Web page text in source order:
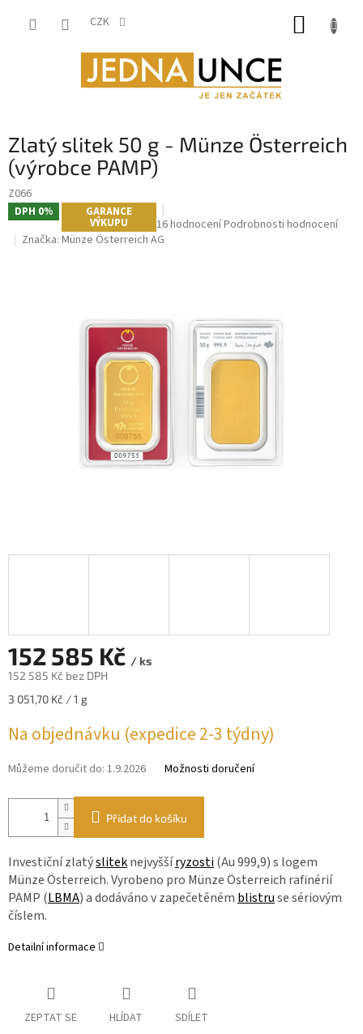
CZK
Zlatý slitek 50 g - Münze Österreich
(výrobce PAMP)
Z066
DPH 0% GARANCE
VÝKUPU
Průměrné
hodnocení
hvězdiček.
16 hodnoceníPodrobnosti hodnocení
Značka: Münze Österreich AG
152 585 Kč / ks
152 585 Kč bez DPH
Měrná
3 051,70 Kč / 1 g
Na objednávku (expedice 2-3 týdny)
Můžeme doručit do: 1.9.2026 Možnosti doručení
Přidat do košíku
Investiční zlatýsliteknejvyššíryzosti(Au 999,9) s logem
Münze Österreich. Vyrobeno pro Münze Österreich rafinérií
PAMP (LBMA) a dodáváno v zapečetěnémblistruse sériovým
číslem.
Detailní informace
ZEPTAT SE HLÍDAT SDÍLET